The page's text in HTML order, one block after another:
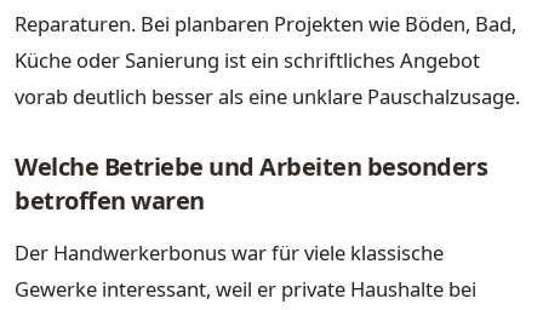
Reparaturen. Bei planbaren Projekten wie Böden, Bad,
Küche oder Sanierung ist ein schriftliches Angebot
vorab deutlich besser als eine unklare Pauschalzusage.
Welche Betriebe und Arbeiten besonders
betroffen waren
Der Handwerkerbonus war für viele klassische
Gewerke interessant, weil er private Haushalte bei